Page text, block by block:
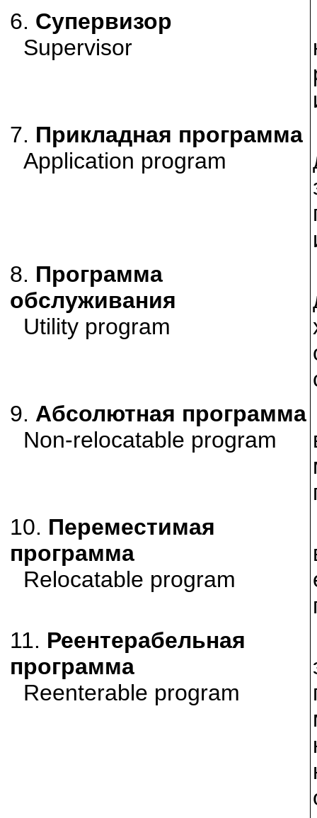
6. Супервизор
Supervisor
7. Прикладная программа
Application program
8. Программа
обслуживания
Utility program
9. Абсолютная программа
Non-relocatable program
10. Переместимая
программа
Relocatable program
11. Реентерабельная
программа
Reenterable program